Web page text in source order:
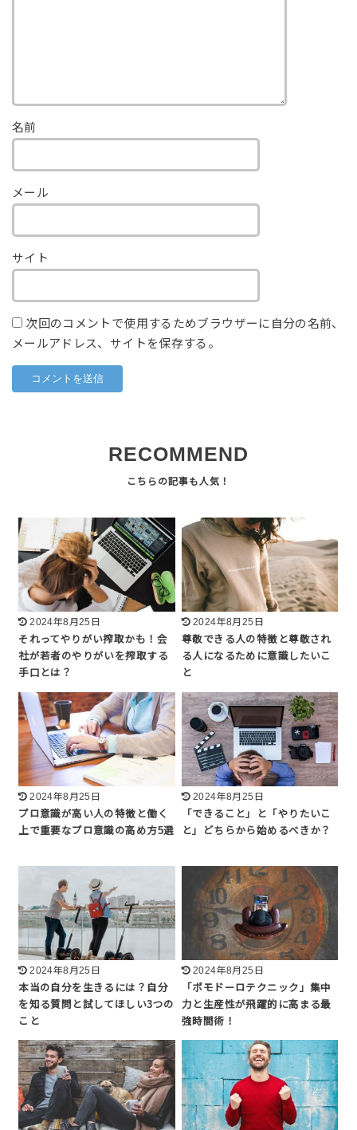
名前
メール
サイト
次回のコメントで使用するためブラウザーに自分の名前、
メールアドレス、サイトを保存する。
RECOMMEND
2024年8月25日
それってやりがい搾取かも！会
社が若者のやりがいを搾取する
手口とは？
2024年8月25日
尊敬できる人の特徴と尊敬され
る人になるために意識したいこ
と
2024年8月25日
プロ意識が高い人の特徴と働く
上で重要なプロ意識の高め方5選
2024年8月25日
「できること」と「やりたいこ
と」どちらから始めるべきか？
2024年8月25日
本当の自分を生きるには？自分
を知る質問と試してほしい3つの
こと
2024年8月25日
「ポモドーロテクニック」集中
力と生産性が飛躍的に高まる最
強時間術！